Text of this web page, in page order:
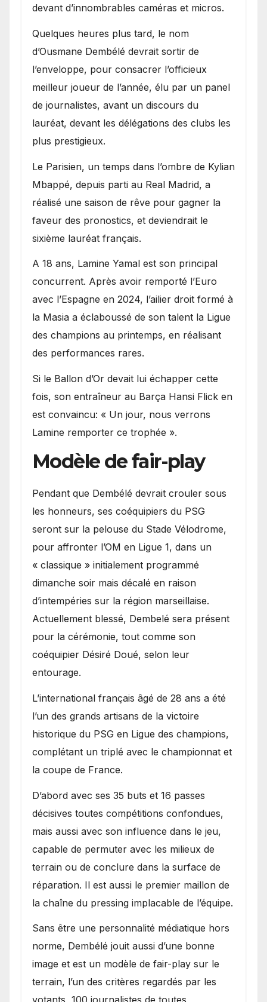
devant d’innombrables caméras et micros.
Quelques heures plus tard, le nom
d’Ousmane Dembélé devrait sortir de
l’enveloppe, pour consacrer l’officieux
meilleur joueur de l’année, élu par un panel
de journalistes, avant un discours du
lauréat, devant les délégations des clubs les
plus prestigieux.
Le Parisien, un temps dans l’ombre de Kylian
Mbappé, depuis parti au Real Madrid, a
réalisé une saison de rêve pour gagner la
faveur des pronostics, et deviendrait le
sixième lauréat français.
A 18 ans, Lamine Yamal est son principal
concurrent. Après avoir remporté l’Euro
avec l’Espagne en 2024, l’ailier droit formé à
la Masia a éclaboussé de son talent la Ligue
des champions au printemps, en réalisant
des performances rares.
Si le Ballon d’Or devait lui échapper cette
fois, son entraîneur au Barça Hansi Flick en
est convaincu: « Un jour, nous verrons
Lamine remporter ce trophée ».
Modèle de fair-play
Pendant que Dembélé devrait crouler sous
les honneurs, ses coéquipiers du PSG
seront sur la pelouse du Stade Vélodrome,
pour affronter l’OM en Ligue 1, dans un
« classique » initialement programmé
dimanche soir mais décalé en raison
d’intempéries sur la région marseillaise.
Actuellement blessé, Dembelé sera présent
pour la cérémonie, tout comme son
coéquipier Désiré Doué, selon leur
entourage.
L’international français âgé de 28 ans a été
l’un des grands artisans de la victoire
historique du PSG en Ligue des champions,
complétant un triplé avec le championnat et
la coupe de France.
D’abord avec ses 35 buts et 16 passes
décisives toutes compétitions confondues,
mais aussi avec son influence dans le jeu,
capable de permuter avec les milieux de
terrain ou de conclure dans la surface de
réparation. Il est aussi le premier maillon de
la chaîne du pressing implacable de l’équipe.
Sans être une personnalité médiatique hors
norme, Dembélé jouit aussi d’une bonne
image et est un modèle de fair-play sur le
terrain, l’un des critères regardés par les